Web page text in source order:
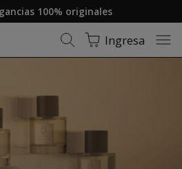
100% originales
Ingresa